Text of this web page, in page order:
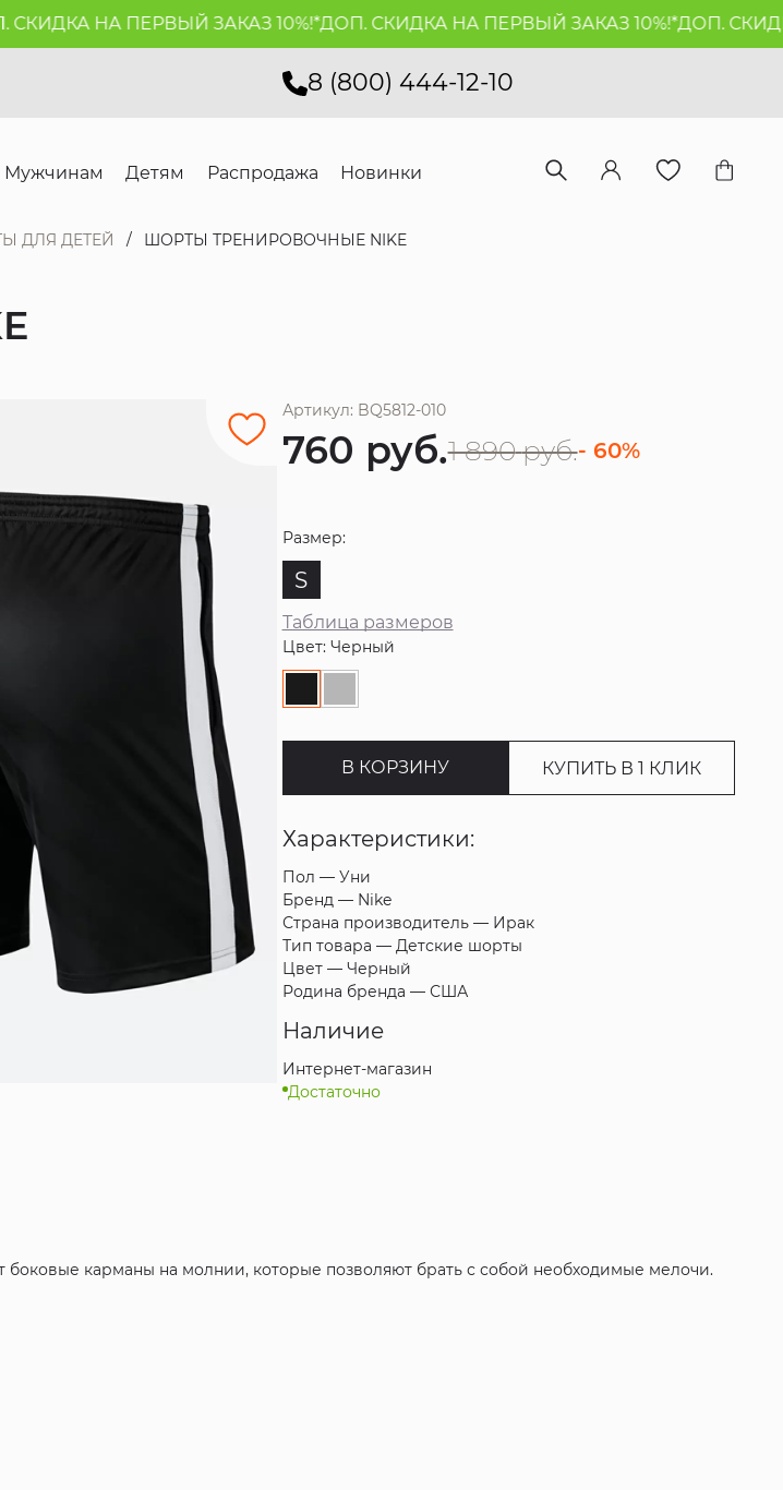
НА ПЕРВЫЙ ЗАКАЗ 10%!*ДОП. СКИДКА НА ПЕРВЫЙ ЗАКАЗ 10%!*ДОП. СКИДКА
8 (800) 444-12-10
Мужчинам Детям Распродажа Новинки
ДЛЯ ДЕТЕЙ ШОРТЫ ТРЕНИРОВОЧНЫЕ NIKE
Артикул: BQ5812-010
760 руб.1 890 руб.- 60%
Размер:
S
Таблица размеров
Цвет: Черный
В КОРЗИНУ КУПИТЬ В 1 КЛИК
Характеристики:
Пол — Уни
Бренд — Nike
Страна производитель — Ирак
Тип товара — Детские шорты
Цвет — Черный
Родина бренда — США
Наличие
Интернет-магазин
Достаточно
карманы на молнии, которые позволяют брать с собой необходимые мелочи.